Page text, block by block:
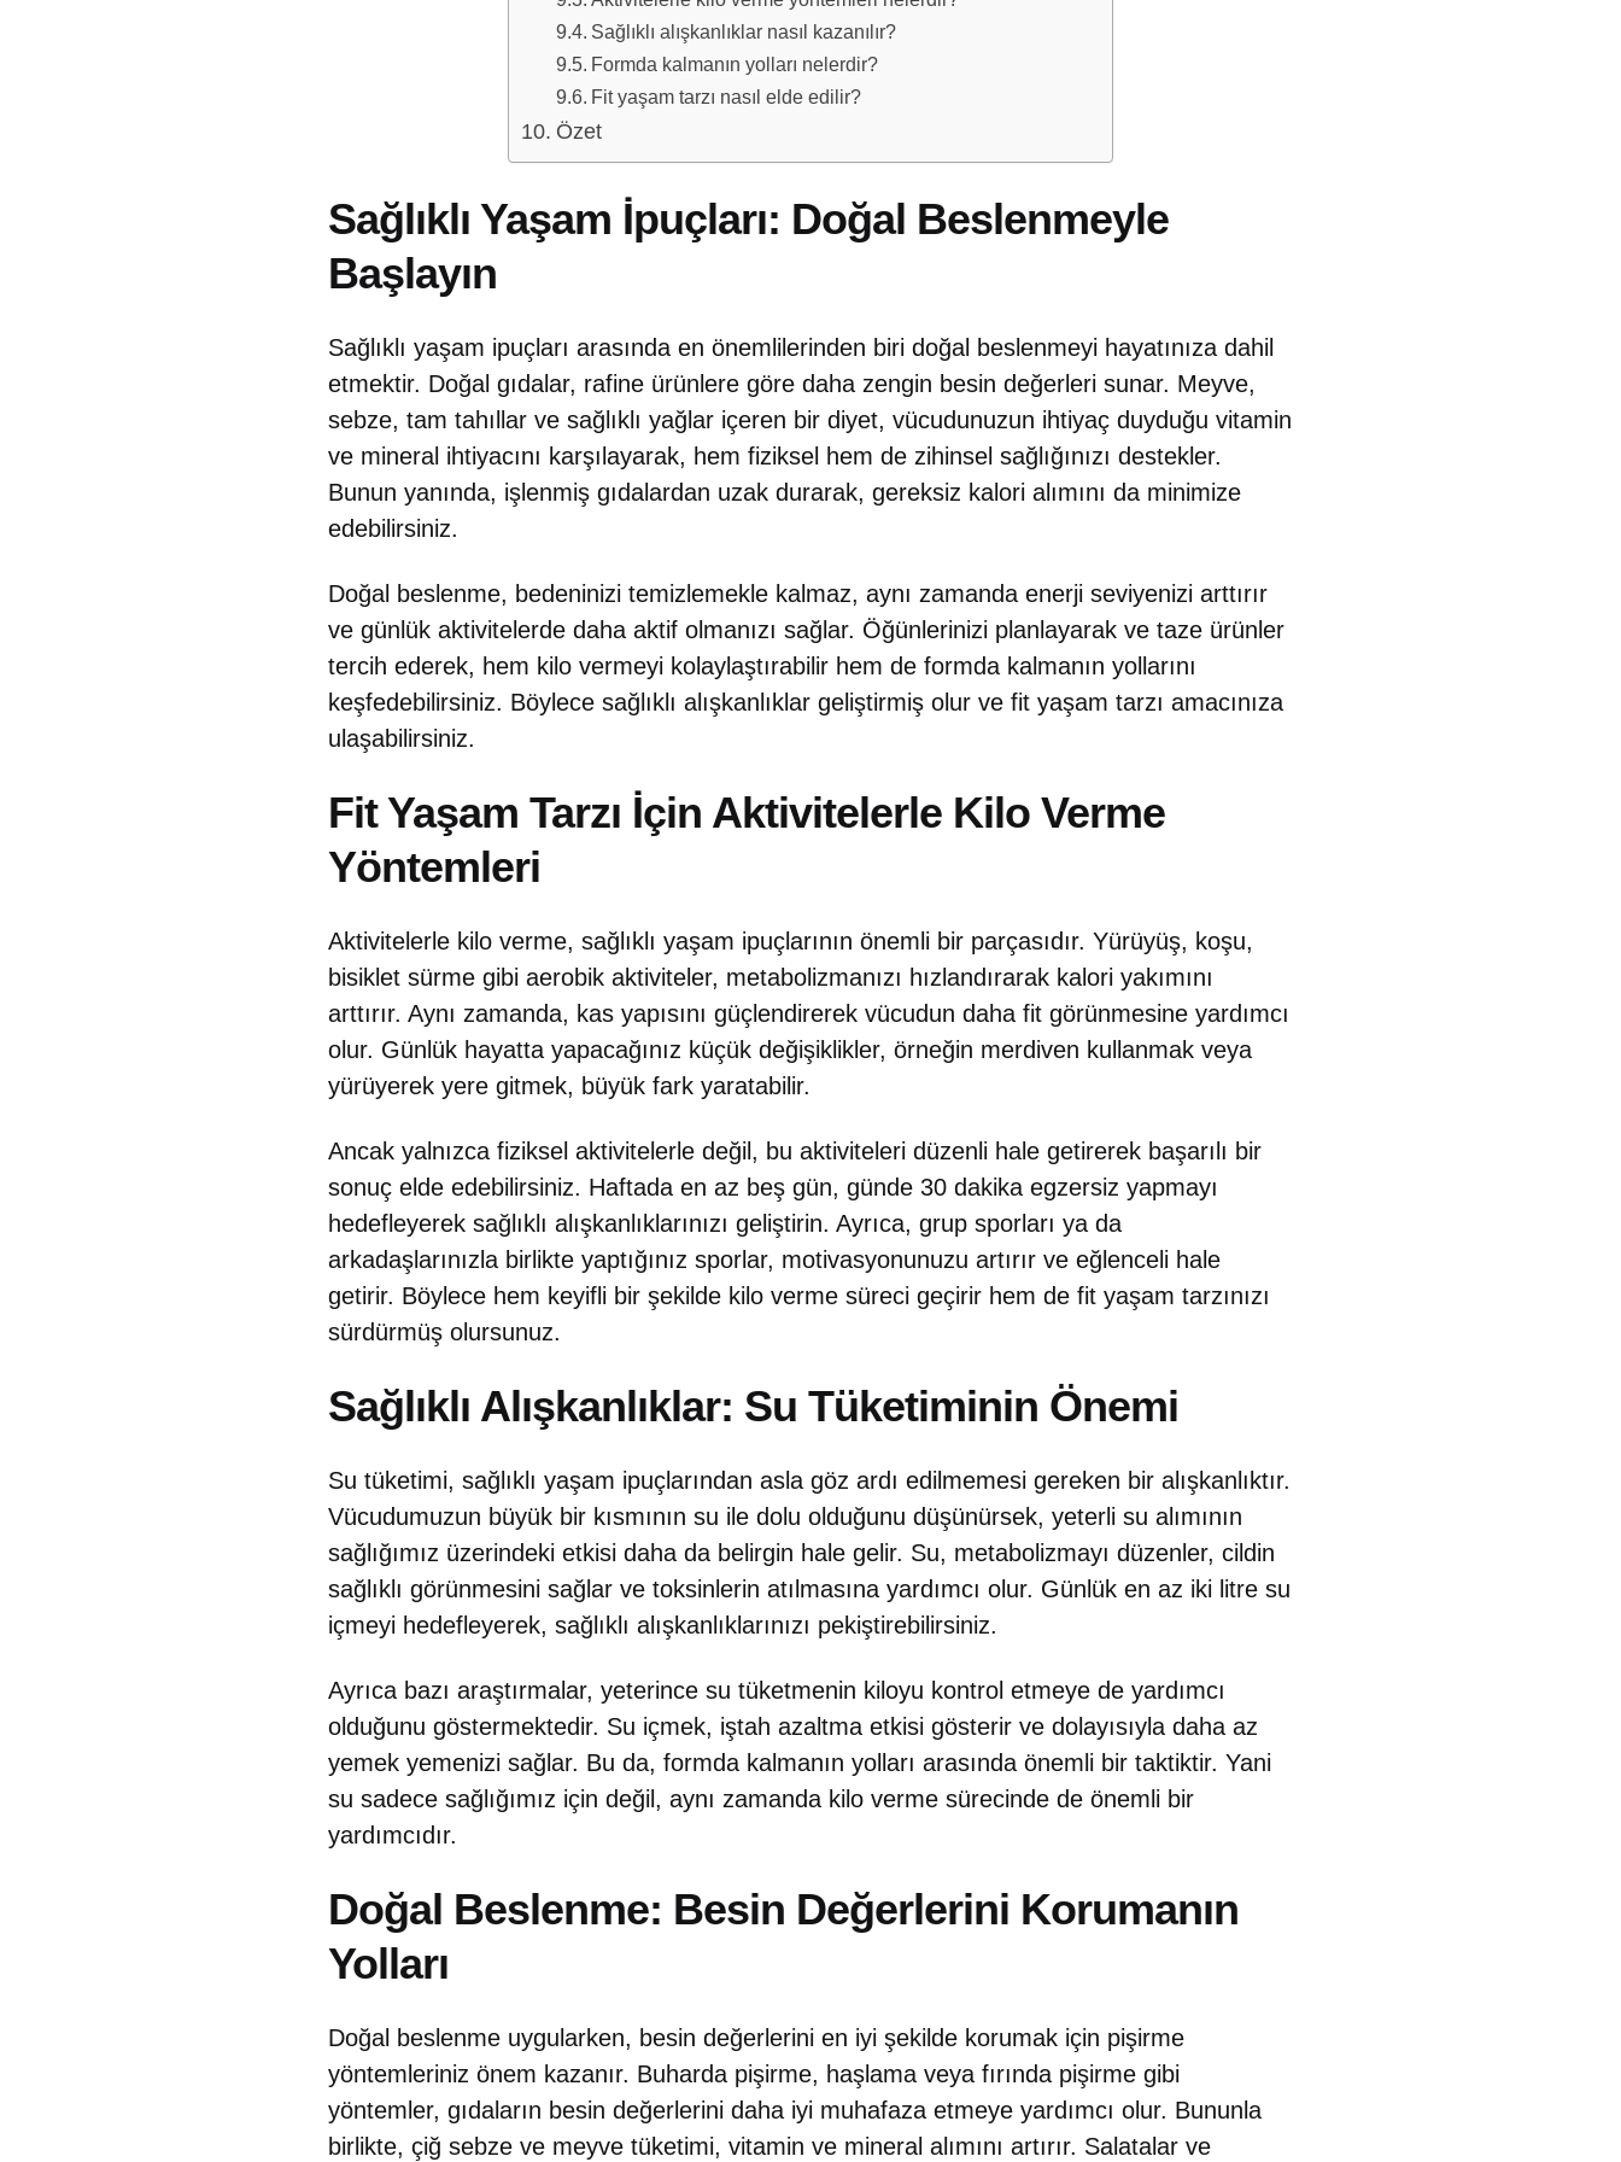
Sağlıklı alışkanlıklar nasıl kazanılır?
Formda kalmanın yolları nelerdir?
Fit yaşam tarzı nasıl elde edilir?
Özet
Sağlıklı Yaşam İpuçları: Doğal Beslenmeyle
Başlayın
Sağlıklı yaşam ipuçları arasında en önemlilerinden biri doğal beslenmeyi hayatınıza dahil
etmektir. Doğal gıdalar, rafine ürünlere göre daha zengin besin değerleri sunar. Meyve,
sebze, tam tahıllar ve sağlıklı yağlar içeren bir diyet, vücudunuzun ihtiyaç duyduğu vitamin
ve mineral ihtiyacını karşılayarak, hem fiziksel hem de zihinsel sağlığınızı destekler.
Bunun yanında, işlenmiş gıdalardan uzak durarak, gereksiz kalori alımını da minimize
edebilirsiniz.
Doğal beslenme, bedeninizi temizlemekle kalmaz, aynı zamanda enerji seviyenizi arttırır
ve günlük aktivitelerde daha aktif olmanızı sağlar. Öğünlerinizi planlayarak ve taze ürünler
tercih ederek, hem kilo vermeyi kolaylaştırabilir hem de formda kalmanın yollarını
keşfedebilirsiniz. Böylece sağlıklı alışkanlıklar geliştirmiş olur ve fit yaşam tarzı amacınıza
ulaşabilirsiniz.
Fit Yaşam Tarzı İçin Aktivitelerle Kilo Verme
Yöntemleri
Aktivitelerle kilo verme, sağlıklı yaşam ipuçlarının önemli bir parçasıdır. Yürüyüş, koşu,
bisiklet sürme gibi aerobik aktiviteler, metabolizmanızı hızlandırarak kalori yakımını
arttırır. Aynı zamanda, kas yapısını güçlendirerek vücudun daha fit görünmesine yardımcı
olur. Günlük hayatta yapacağınız küçük değişiklikler, örneğin merdiven kullanmak veya
yürüyerek yere gitmek, büyük fark yaratabilir.
Ancak yalnızca fiziksel aktivitelerle değil, bu aktiviteleri düzenli hale getirerek başarılı bir
sonuç elde edebilirsiniz. Haftada en az beş gün, günde 30 dakika egzersiz yapmayı
hedefleyerek sağlıklı alışkanlıklarınızı geliştirin. Ayrıca, grup sporları ya da
arkadaşlarınızla birlikte yaptığınız sporlar, motivasyonunuzu artırır ve eğlenceli hale
getirir. Böylece hem keyifli bir şekilde kilo verme süreci geçirir hem de fit yaşam tarzınızı
sürdürmüş olursunuz.
Sağlıklı Alışkanlıklar: Su Tüketiminin Önemi
Su tüketimi, sağlıklı yaşam ipuçlarından asla göz ardı edilmemesi gereken bir alışkanlıktır.
Vücudumuzun büyük bir kısmının su ile dolu olduğunu düşünürsek, yeterli su alımının
sağlığımız üzerindeki etkisi daha da belirgin hale gelir. Su, metabolizmayı düzenler, cildin
sağlıklı görünmesini sağlar ve toksinlerin atılmasına yardımcı olur. Günlük en az iki litre su
içmeyi hedefleyerek, sağlıklı alışkanlıklarınızı pekiştirebilirsiniz.
Ayrıca bazı araştırmalar, yeterince su tüketmenin kiloyu kontrol etmeye de yardımcı
olduğunu göstermektedir. Su içmek, iştah azaltma etkisi gösterir ve dolayısıyla daha az
yemek yemenizi sağlar. Bu da, formda kalmanın yolları arasında önemli bir taktiktir. Yani
su sadece sağlığımız için değil, aynı zamanda kilo verme sürecinde de önemli bir
yardımcıdır.
Doğal Beslenme: Besin Değerlerini Korumanın
Yolları
Doğal beslenme uygularken, besin değerlerini en iyi şekilde korumak için pişirme
yöntemleriniz önem kazanır. Buharda pişirme, haşlama veya fırında pişirme gibi
yöntemler, gıdaların besin değerlerini daha iyi muhafaza etmeye yardımcı olur. Bununla
birlikte, çiğ sebze ve meyve tüketimi, vitamin ve mineral alımını artırır. Salatalar ve